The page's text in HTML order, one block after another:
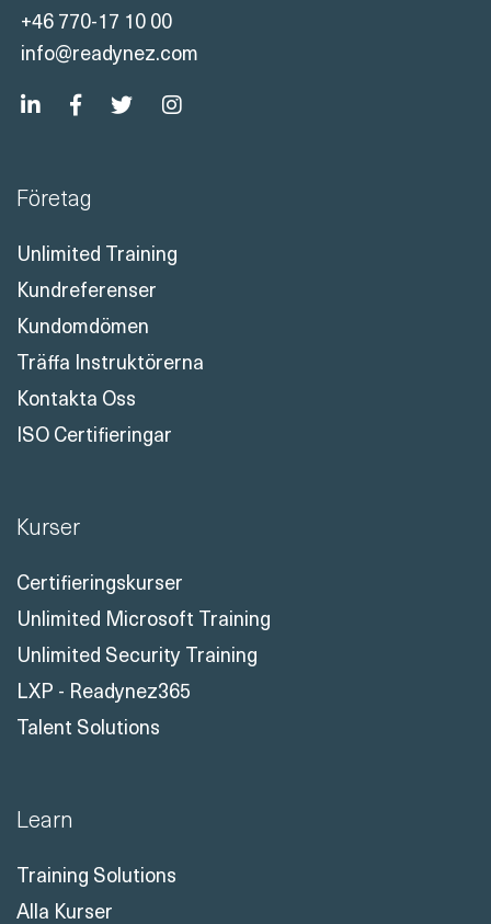
+46 770-17 10 00
info@readynez.com
Företag
Unlimited Training
Kundreferenser
Kundomdömen
Träffa Instruktörerna
Kontakta Oss
ISO Certifieringar
Kurser
Certifieringskurser
Unlimited Microsoft Training
Unlimited Security Training
LXP - Readynez365
Talent Solutions
Learn
Training Solutions
Alla Kurser